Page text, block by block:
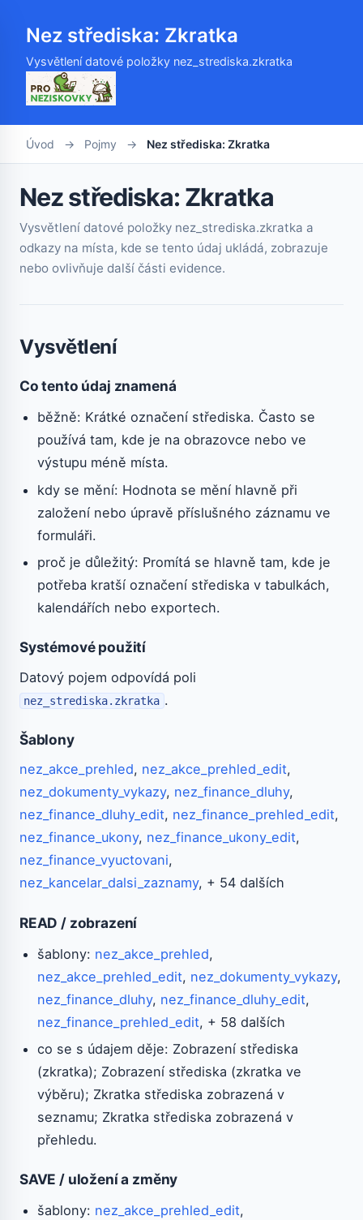
Nez střediska: Zkratka
Vysvětlení datové položky nez_strediska.zkratka
Úvod → Pojmy → Nez střediska: Zkratka
Nez střediska: Zkratka
Vysvětlení datové položky nez_strediska.zkratka a
odkazy na místa, kde se tento údaj ukládá, zobrazuje
nebo ovlivňuje další části evidence.
Vysvětlení
Co tento údaj znamená
běžně: Krátké označení střediska. Často se
používá tam, kde je na obrazovce nebo ve
výstupu méně místa.
kdy se mění: Hodnota se mění hlavně při
založení nebo úpravě příslušného záznamu ve
formuláři.
proč je důležitý: Promítá se hlavně tam, kde je
potřeba kratší označení střediska v tabulkách,
kalendářích nebo exportech.
Systémové použití
Datový pojem odpovídá poli
nez_strediska.zkratka .
Šablony
nez_akce_prehled, nez_akce_prehled_edit,
nez_dokumenty_vykazy, nez_finance_dluhy,
nez_finance_dluhy_edit, nez_finance_prehled_edit,
nez_finance_ukony, nez_finance_ukony_edit,
nez_finance_vyuctovani,
nez_kancelar_dalsi_zaznamy, + 54 dalších
READ / zobrazení
šablony: nez_akce_prehled,
nez_akce_prehled_edit, nez_dokumenty_vykazy,
nez_finance_dluhy, nez_finance_dluhy_edit,
nez_finance_prehled_edit, + 58 dalších
co se s údajem děje: Zobrazení střediska
(zkratka); Zobrazení střediska (zkratka ve
výběru); Zkratka střediska zobrazená v
seznamu; Zkratka střediska zobrazená v
přehledu.
SAVE / uložení a změny
šablony: nez_akce_prehled_edit,